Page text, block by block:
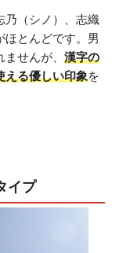
乃（シノ）、志織
ほとんどです。男
せんが、 漢字の
える優しい印象を
イプ